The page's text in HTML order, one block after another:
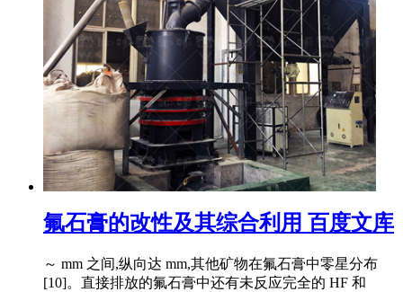
氟石膏的改性及其综合利用 百度文库
～ mm 之间,纵向达 mm,其他矿物在氟石膏中零星分布
[10]。直接排放的氟石膏中还有未反应完全的 HF 和